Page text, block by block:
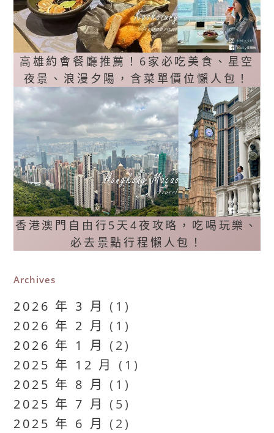
高雄約會餐廳推薦！6家必吃美食、星空
夜景、浪漫夕陽，含菜單價位懶人包！
香港澳門自由行5天4夜攻略，吃喝玩樂、
必去景點行程懶人包！
Archives
2026 年 3 月 (1)
2026 年 2 月 (1)
2026 年 1 月 (2)
2025 年 12 月 (1)
2025 年 8 月 (1)
2025 年 7 月 (5)
2025 年 6 月 (2)